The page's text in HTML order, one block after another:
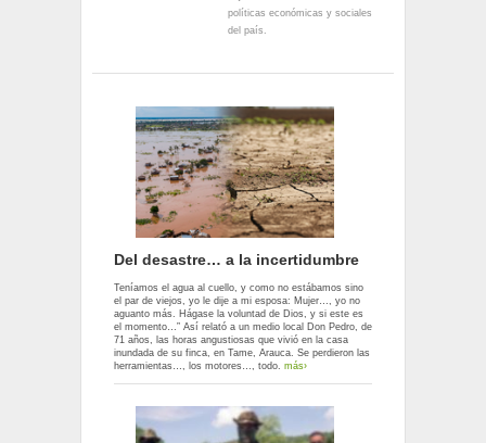
políticas económicas y sociales
del país.
Del desastre… a la incertidumbre
Teníamos el agua al cuello, y como no estábamos sino
el par de viejos, yo le dije a mi esposa: Mujer…, yo no
aguanto más. Hágase la voluntad de Dios, y si este es
el momento…” Así relató a un medio local Don Pedro, de
71 años, las horas angustiosas que vivió en la casa
inundada de su finca, en Tame, Arauca. Se perdieron las
herramientas…, los motores…, todo. más›